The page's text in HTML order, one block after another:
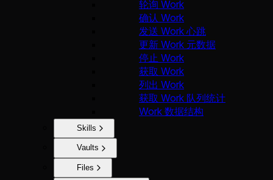
轮询 Work
确认 Work
发送 Work 心跳
更新 Work 元数据
停止 Work
获取 Work
列出 Work
获取 Work 队列统计
Work 数据结构
Skills
Vaults
Files